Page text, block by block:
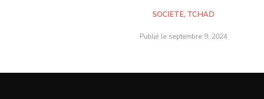
SOCIETE, TCHAD
Publié le septembre 9, 2024